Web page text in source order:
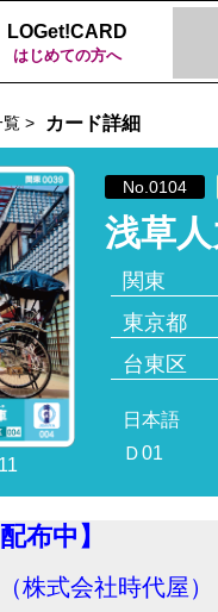
LOGet!CARD
はじめての方へ
覧 > カード詳細
No.0104
浅草
関東
東京都
台東区
日本語
Ｄ01
配布中】
株式会社時代屋）